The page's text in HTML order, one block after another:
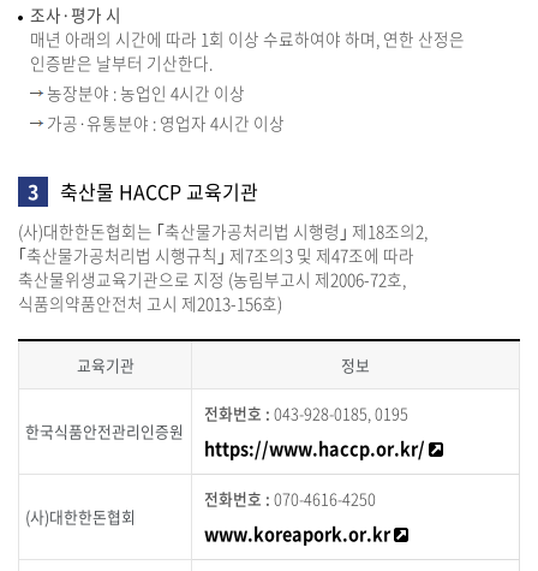
조사·평가 시
매년 아래의 시간에 따라 1회 이상 수료하여야 하며, 연한 산정은
인증받은 날부터 기산한다.
농장분야 : 농업인 4시간 이상
가공·유통분야 : 영업자 4시간 이상
3 축산물 HACCP 교육기관
(사)대한한돈협회는 ｢축산물가공처리법 시행령｣ 제18조의2,
｢축산물가공처리법 시행규칙｣ 제7조의3 및 제47조에 따라
축산물위생교육기관으로 지정 (농림부고시 제2006-72호,
식품의약품안전처 고시 제2013-156호)
산
H
C
교육기관
한국식품안전관리인증원
043-928-0185, 0195
https://www.haccp.or.kr/ 새창 바로가기
(사)대한한돈협회
070-4616-4250
www.koreapork.or.kr 새창 바로가기